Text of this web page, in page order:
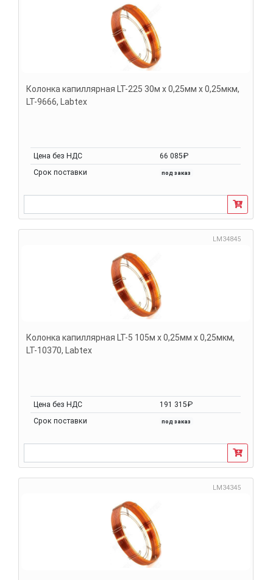
Колонка капиллярная LT-225 30м х 0,25мм х 0,25мкм,
LT-9666, Labtex
Цена без НДС
66 085₽
Срок поставки
под заказ
LM34845
Колонка капиллярная LT-5 105м х 0,25мм х 0,25мкм,
LT-10370, Labtex
Цена без НДС
191 315₽
Срок поставки
под заказ
LM34345